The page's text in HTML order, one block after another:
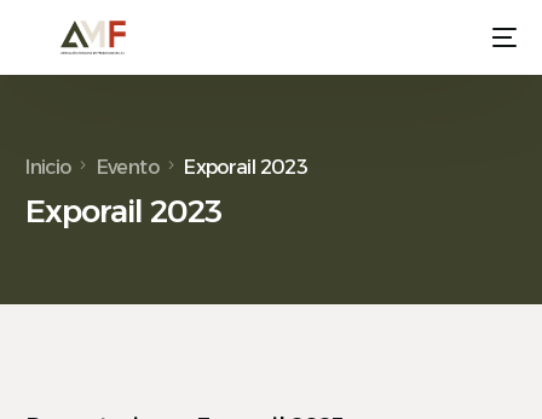
Inicio Evento Exporail 2023
Exporail 2023